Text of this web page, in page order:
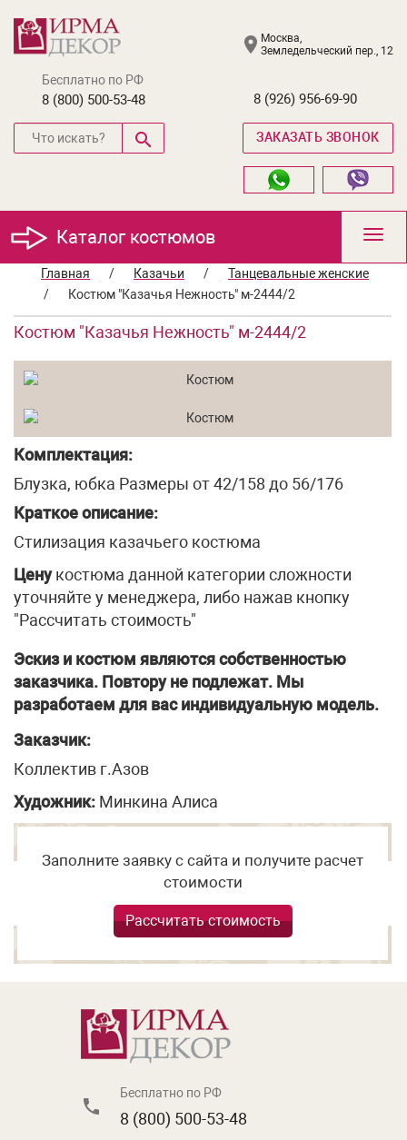
Москва,
Земледельческий пер., 12
Бесплатно по РФ
8 (800) 500-53-48 8 (926) 956-69-90
ЗАКАЗАТЬ ЗВОНОК
Каталог костюмов
Главная
/ Казачьи /
Танцевальные женские
/
Костюм "Казачья Нежность" м-2444/2
Костюм "Казачья Нежность" м-2444/2
Комплектация:
Блузка, юбка Размеры от 42/158 до 56/176
Краткое описание:
Стилизация казачьего костюма
Ценукостюма данной категории сложности
уточняйте у менеджера, либо нажав кнопку
"Рассчитать стоимость"
Эскиз и костюм являются собственностью
заказчика. Повтору не подлежат. Мы
разработаем для вас индивидуальную модель.
Заказчик:
Коллектив г.Азов
Художник: Минкина Алиса
Заполните заявку с сайта и получите расчет
стоимости
Рассчитать стоимость
Бесплатно по РФ
8 (800) 500-53-48